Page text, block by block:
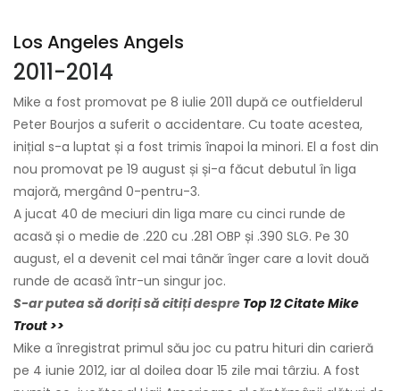
Los Angeles Angels
2011-2014
Mike a fost promovat pe 8 iulie 2011 după ce outfielderul
Peter Bourjos a suferit o accidentare. Cu toate acestea,
inițial s-a luptat și a fost trimis înapoi la minori. El a fost din
nou promovat pe 19 august și și-a făcut debutul în liga
majoră, mergând 0-pentru-3.
A jucat 40 de meciuri din liga mare cu cinci runde de
acasă și o medie de .220 cu .281 OBP și .390 SLG. Pe 30
august, el a devenit cel mai tânăr înger care a lovit două
runde de acasă într-un singur joc.
S-ar putea să doriți să citiți despre Top 12 Citate Mike
Trout >>
Mike a înregistrat primul său joc cu patru hituri din carieră
pe 4 iunie 2012, iar al doilea doar 15 zile mai târziu. A fost